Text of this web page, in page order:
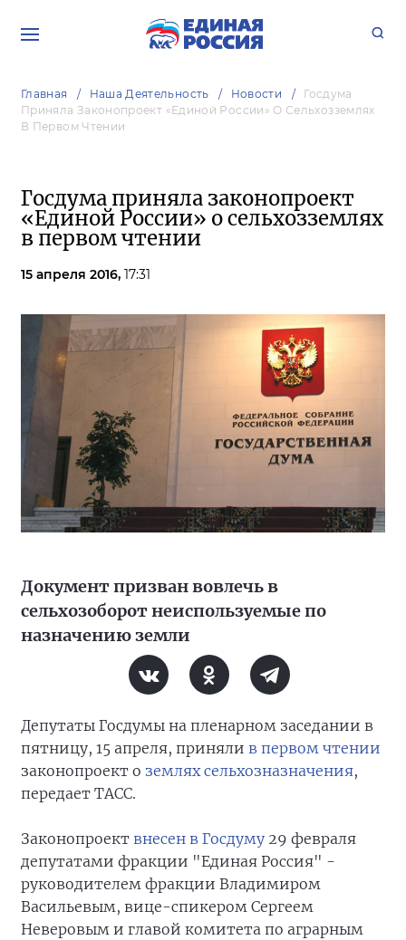
Главная Наша Деятельность Новости
Госдума
Приняла Законопроект «Единой России» О Сельхозземлях
В Первом Чтении
Госдума приняла законопроект
«Единой России» о сельхозземлях
в первом чтении
15 апреля 2016, 17:31
Документ призван вовлечь в
сельхозоборот неиспользуемые по
назначению земли
Депутаты Госдумы на пленарном заседании в
пятницу, 15 апреля, приняли в первом чтении
законопроект о землях сельхозназначения,
передает ТАСС.
Законопроект внесен в Госдуму 29 февраля
депутатами фракции "Единая Россия" -
руководителем фракции Владимиром
Васильевым, вице-спикером Сергеем
Неверовым и главой комитета по аграрным